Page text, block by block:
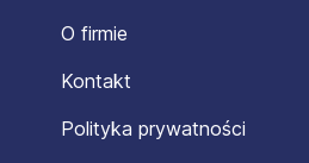
O firmie
Kontakt
Polityka prywatności